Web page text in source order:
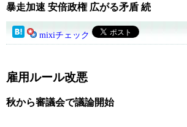
暴走加速 安倍政権 広がる矛盾 続
mixiチェック
雇用ルール改悪
秋から審議会で議論開始